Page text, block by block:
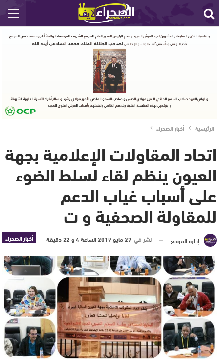
الرئيسية أخبار الصحراء
اتحاد المقاولات الإعلامية بجهة
العيون ينظم لقاء لسلط الضوء
على أسباب غياب الدعم
للمقاولة الصحفية و ت
أخبار الصحراء إدارة الموقع نشر في 27 مايو 2019 الساعة 4 و 22 دقيقة